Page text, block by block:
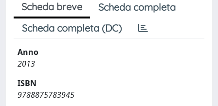
Scheda breve
Scheda completa
Scheda completa (DC)
Anno
2013
ISBN
9788875783945